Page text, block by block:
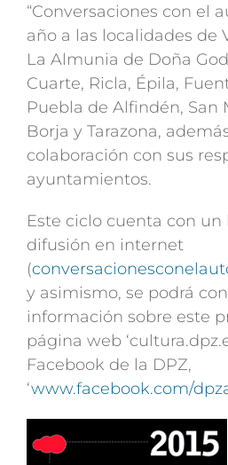
“Conversaciones con el
año a las localidades de
La Almunia de Doña
Cuarte, Ricla, Épila,
Puebla de Alfindén, San
Borja y Tarazona,
colaboración con sus
ayuntamientos.
Este ciclo cuenta con un
difusión en internet
(
y asimismo, se podrá
información sobre este
página web
Facebook de la DPZ,
‘www.facebook.com/